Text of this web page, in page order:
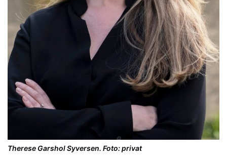
Therese Garshol Syversen. Foto: privat